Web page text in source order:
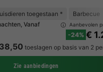
toegestaan * Barbecue
Vanaf
Aanbevolen
-24% €
toeslagen op basis van 2
Zie aanbiedingen